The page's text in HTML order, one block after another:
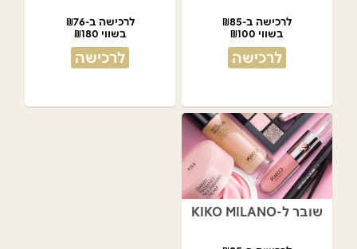
לרכישה ב-₪85
בשווי ₪100
לרכישה
לרכישה ב-₪76
בשווי ₪180
לרכישה
שובר ל-KIKO MILANO